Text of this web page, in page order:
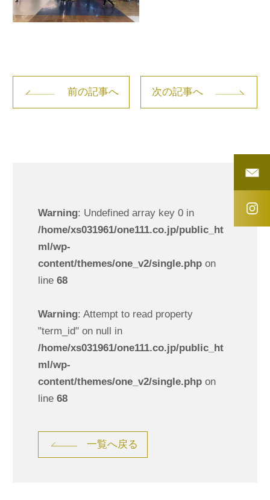
前の記事へ 次の記事へ
Warning: Undefined array key 0 in
/home/xs031961/one111.co.jp/public_ht
ml/wp-
content/themes/one_v2/single.phpon
line 68
Warning: Attempt to read property
"term_id" on null in
/home/xs031961/one111.co.jp/public_ht
ml/wp-
content/themes/one_v2/single.phpon
line 68
一覧へ戻る